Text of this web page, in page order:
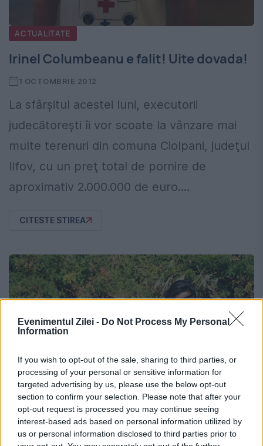
Evenimentul Zilei - Do Not Process My Personal
Information
If you wish to opt-out of the sale, sharing to third parties, or
processing of your personal or sensitive information for
targeted advertising by us, please use the below opt-out
section to confirm your selection. Please note that after your
opt-out request is processed you may continue seeing
interest-based ads based on personal information utilized by
us or personal information disclosed to third parties prior to
ACTUALITATE
Irinel Columbeanu e falit! Uite dovada!
1 OCTOMBRIE 2012
La sfârşitul acestei luni, executorii
judecătoreşti îi vor scoate la vânzare mai
multe terenuri din comuna Ciolpani, judeţul
Ilfov, cu un preţ total de pornire de
aproximativ 2.000.000 de euro....
CITESTE STIREA
ACTUALITATE